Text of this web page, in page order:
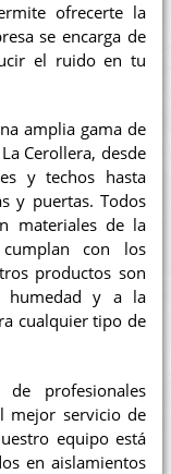
ofrecerte la
se encarga de
el ruido en tu
amplia gama de
Cerollera, desde
y techos hasta
y puertas. Todos
materiales de la
con los
productos son
humedad y a la
cualquier tipo de
profesionales
mejor servicio de
equipo está
en aislamientos